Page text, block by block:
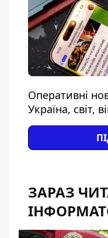
Оперативні
Україна, світ,
ЗАРАЗ